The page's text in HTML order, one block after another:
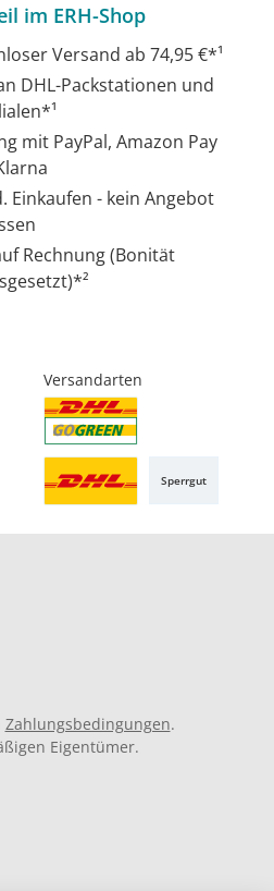
im ERH-Shop
Versand ab 74,95 €*¹
DHL-Packstationen und
mit PayPal, Amazon Pay
Einkaufen - kein Angebot
Rechnung (Bonität
Versandarten
Sperrgut
Zahlungsbedingungen.
Eigentümer.